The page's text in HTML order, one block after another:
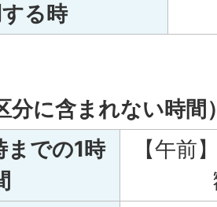
る時
分に含まれない時間
までの1時
【午前